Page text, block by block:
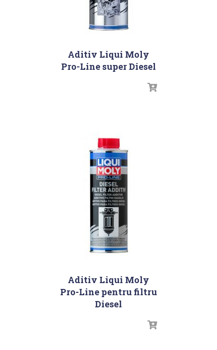
Aditiv Liqui Moly
Pro-Line super Diesel
Aditiv Liqui Moly
Pro-Line pentru filtru
Diesel